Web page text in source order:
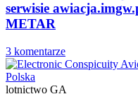
serwisie
METAR
3 komentarze
Polska
lotnictwo GA